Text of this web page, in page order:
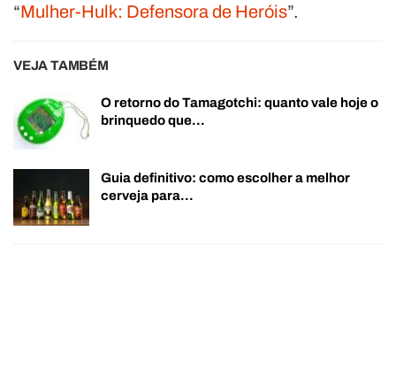
“Mulher-Hulk: Defensora de Heróis”.
VEJA TAMBÉM
O retorno do Tamagotchi: quanto vale hoje o
brinquedo que…
Guia definitivo: como escolher a melhor
cerveja para…